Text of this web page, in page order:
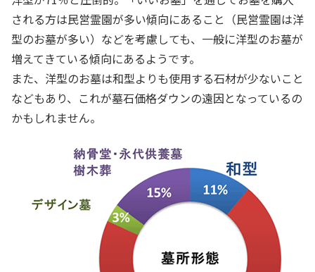
される方は民営霊園が多い傾向にあること（民営霊園は洋
型のお墓が多い）などを考慮しても、一般に洋型のお墓が
増えてきている傾向にあるようです。
また、洋型のお墓は和型よりも使用する石材が少ないこと
などもあり、これが墓石価格ダウンの遠因となっているの
かもしれません。